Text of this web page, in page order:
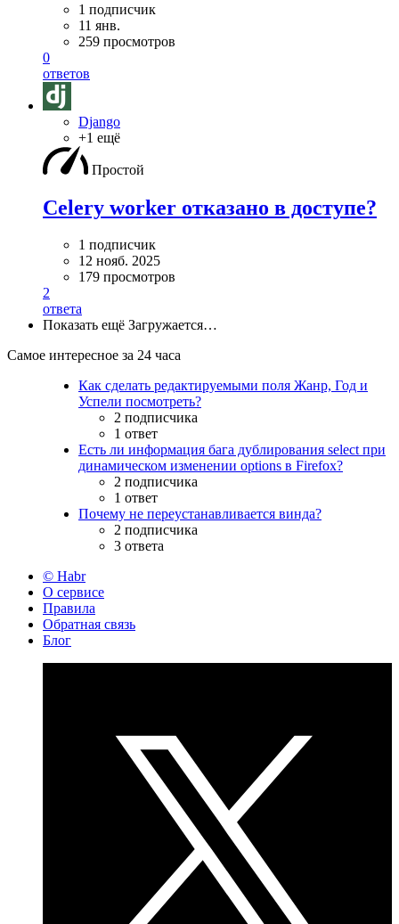
1 подписчик
11 янв.
259 просмотров
0
ответов
Django
+1 ещё
Простой
Celery worker отказано в доступе?
1 подписчик
12 нояб. 2025
179 просмотров
2
ответа
Показать ещё Загружается…
Самое интересное за 24 часа
Как сделать редактируемыми поля Жанр, Год и
Успели посмотреть?
2 подписчика
1 ответ
Есть ли информация бага дублирования select при
динамическом изменении options в Firefox?
2 подписчика
1 ответ
Почему не переустанавливается винда?
2 подписчика
3 ответа
© Habr
О сервисе
Правила
Обратная связь
Блог